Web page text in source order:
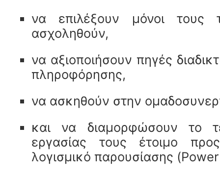
να επιλέξουν μόνοι
ασχοληθούν,
να αξιοποιήσουν πηγές
πληροφόρησης,
να ασκηθούν στην
και να διαμορφώσουν το
εργασίας τους έτοιμο
λογισμικό παρουσίασης (Power